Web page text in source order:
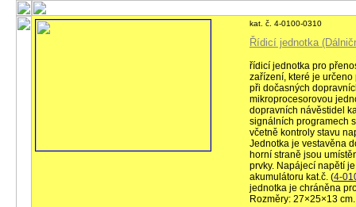
kat. č. 4-0100-0310
Řídicí jednotka
řídicí jednotka pro
zařízení, které je
při dočasných
mikroprocesorovou
dopravních návěstidel
signálních programech
včetně kontroly stavu
Jednotka je vestavěna
horní straně jsou
prvky. Napájecí napětí
akumulátoru kat.č. (4-
jednotka je chráněna
Rozměry: 27×25×13 cm.